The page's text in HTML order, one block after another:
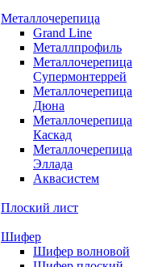
Металлочерепица
Grand Line
Металлпрофиль
Металлочерепица
Супермонтеррей
Металлочерепица
Дюна
Металлочерепица
Каскад
Металлочерепица
Эллада
Аквасистем
Плоский лист
Шифер
Шифер волновой